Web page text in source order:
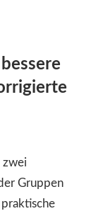
zwei
Gruppen